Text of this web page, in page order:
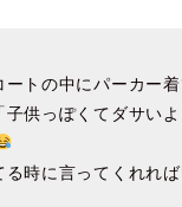
トの中にパーカー着
子供っぽくてダサい
る時に言ってくれれ